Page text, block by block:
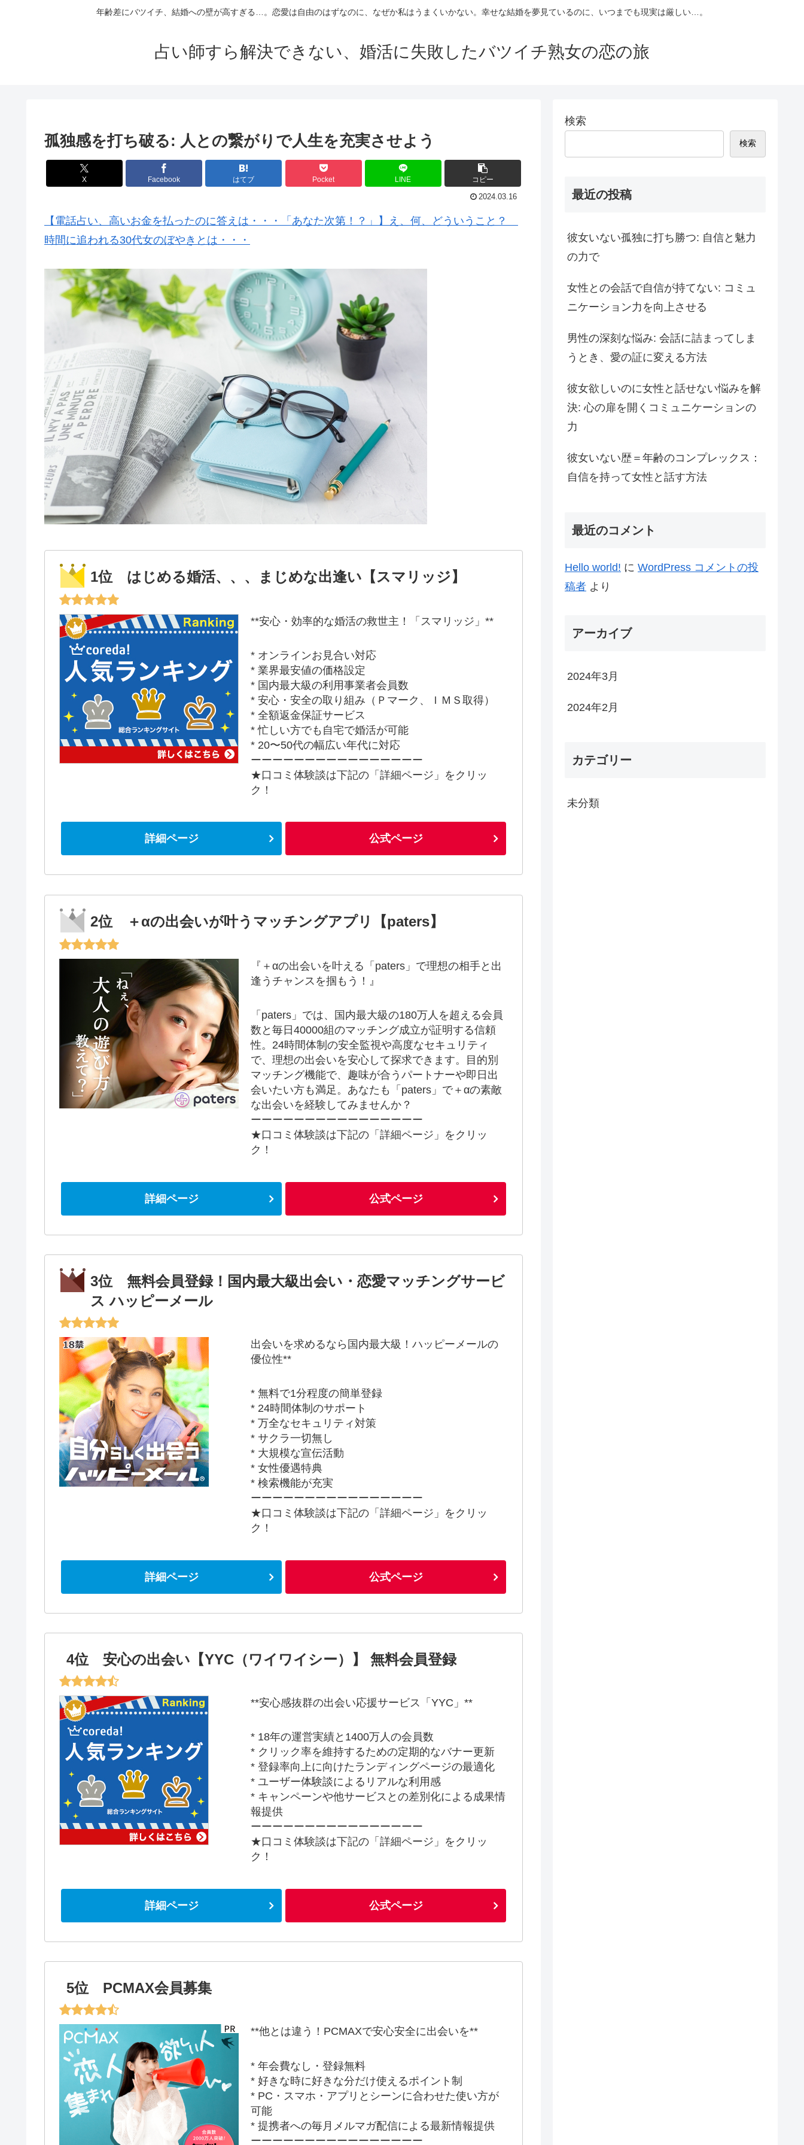
年齢差にバツイチ、結婚への壁が高すぎる…。恋愛は自由のはずなのに、なぜか私はうまくいかない。幸せな結婚を夢見ているのに、いつまでも現実は厳しい…。
占い師すら解決できない、婚活に失敗したバツイチ熟女の恋の旅
孤独感を打ち破る: 人との繋がりで人生を充実させよう
X Facebook はてブ Pocket LINE コピー
2024.03.16
【電話占い、高いお金を払ったのに答えは・・・「あなた次第！？」】え、何、どういうこと？
時間に追われる30代女のぼやきとは・・・
1位 はじめる婚活、、、まじめな出逢い【スマリッジ】
**安心・効率的な婚活の救世主！「スマリッジ」**
* オンラインお見合い対応
* 業界最安値の価格設定
* 国内最大級の利用事業者会員数
* 安心・安全の取り組み（Ｐマーク、ＩＭＳ取得）
* 全額返金保証サービス
* 忙しい方でも自宅で婚活が可能
* 20〜50代の幅広い年代に対応
ーーーーーーーーーーーーーーーー
★口コミ体験談は下記の「詳細ページ」をクリッ
ク！
詳細ページ 公式ページ
2位 ＋αの出会いが叶うマッチングアプリ【paters】
『＋αの出会いを叶える「paters」で理想の相手と出
逢うチャンスを掴もう！』
「paters」では、国内最大級の180万人を超える会員
数と毎日40000組のマッチング成立が証明する信頼
性。24時間体制の安全監視や高度なセキュリティ
で、理想の出会いを安心して探求できます。目的別
マッチング機能で、趣味が合うパートナーや即日出
会いたい方も満足。あなたも「paters」で＋αの素敵
な出会いを経験してみませんか？
ーーーーーーーーーーーーーーーー
★口コミ体験談は下記の「詳細ページ」をクリッ
ク！
詳細ページ 公式ページ
3位 無料会員登録！国内最大級出会い・恋愛マッチングサービ
ス ハッピーメール
出会いを求めるなら国内最大級！ハッピーメールの
優位性**
* 無料で1分程度の簡単登録
* 24時間体制のサポート
* 万全なセキュリティ対策
* サクラ一切無し
* 大規模な宣伝活動
* 女性優遇特典
* 検索機能が充実
ーーーーーーーーーーーーーーーー
★口コミ体験談は下記の「詳細ページ」をクリッ
ク！
詳細ページ 公式ページ
4位 安心の出会い【YYC（ワイワイシー）】 無料会員登録
**安心感抜群の出会い応援サービス「YYC」**
* 18年の運営実績と1400万人の会員数
* クリック率を維持するための定期的なバナー更新
* 登録率向上に向けたランディングページの最適化
* ユーザー体験談によるリアルな利用感
* キャンペーンや他サービスとの差別化による成果情
報提供
ーーーーーーーーーーーーーーーー
★口コミ体験談は下記の「詳細ページ」をクリッ
ク！
詳細ページ 公式ページ
5位 PCMAX会員募集
**他とは違う！PCMAXで安心安全に出会いを**
* 年会費なし・登録無料
* 好きな時に好きな分だけ使えるポイント制
* PC・スマホ・アプリとシーンに合わせた使い方が
可能
* 提携者への毎月メルマガ配信による最新情報提供
ーーーーーーーーーーーーーーーー
検索
検索
最近の投稿
彼女いない孤独に打ち勝つ: 自信と魅力
の力で
女性との会話で自信が持てない: コミュ
ニケーション力を向上させる
男性の深刻な悩み: 会話に詰まってしま
うとき、愛の証に変える方法
彼女欲しいのに女性と話せない悩みを解
決: 心の扉を開くコミュニケーションの
力
彼女いない歴＝年齢のコンプレックス：
自信を持って女性と話す方法
最近のコメント
Hello world! に WordPress コメントの投
稿者 より
アーカイブ
2024年3月
2024年2月
カテゴリー
未分類